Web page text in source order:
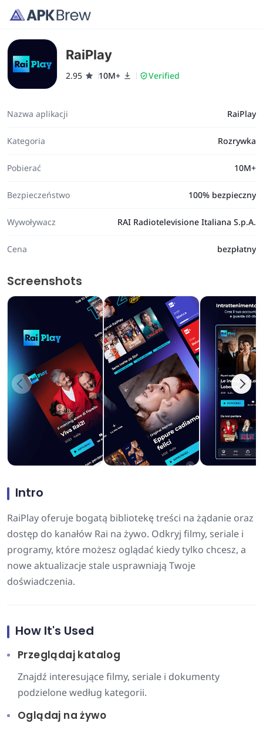
RaiPlay
2.95 10M+ Verified
Nazwa aplikacji RaiPlay
Kategoria Rozrywka
Pobierać 10M+
Bezpieczeństwo 100% bezpieczny
Wywoływacz RAI Radiotelevisione Italiana S.p.A.
Cena bezpłatny
Screenshots
Intro
RaiPlay oferuje bogatą bibliotekę treści na żądanie oraz
dostęp do kanałów Rai na żywo. Odkryj filmy, seriale i
programy, które możesz oglądać kiedy tylko chcesz, a
nowe aktualizacje stale usprawniają Twoje
doświadczenia.
How It's Used
Przeglądaj katalog
Znajdź interesujące filmy, seriale i dokumenty
podzielone według kategorii.
Oglądaj na żywo